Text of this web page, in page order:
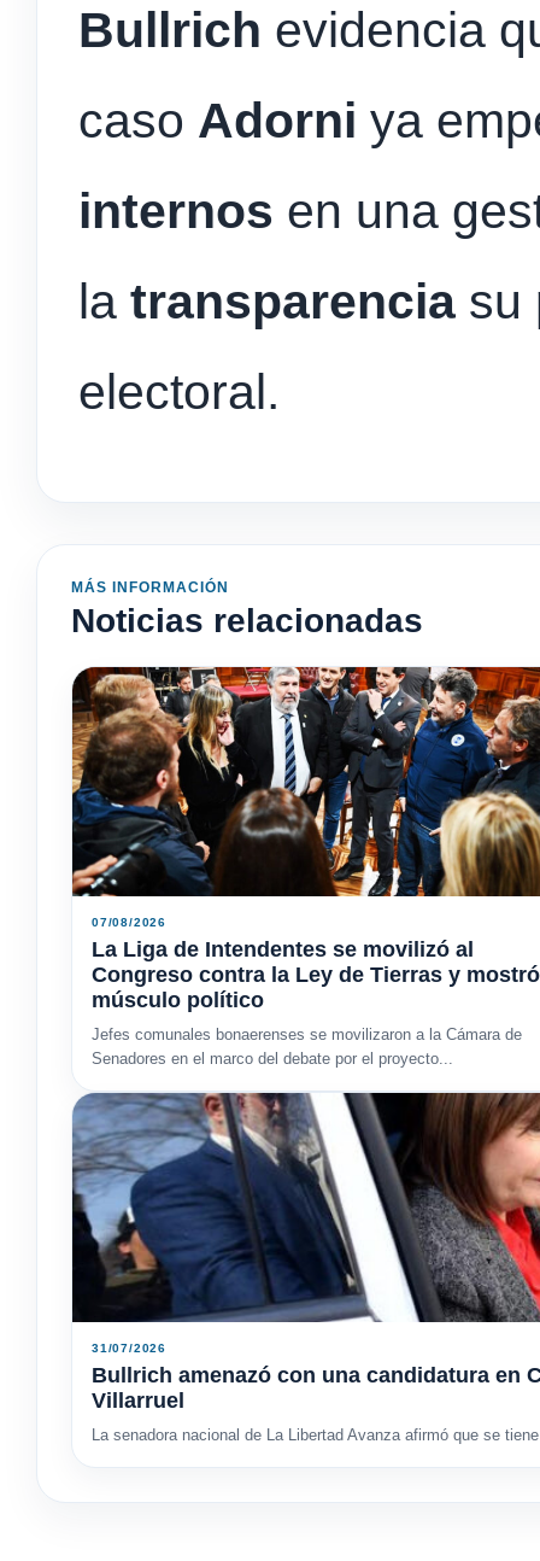
Bullrich evidencia
caso Adorni ya
internos en una
la transparencia su
electoral.
MÁS INFORMACIÓN
Noticias relacionadas
07/08/2026
La Liga de Intendentes se movilizó al
Congreso contra la Ley de Tierras y mostró
músculo político
Jefes comunales bonaerenses se movilizaron a la Cámara de
Senadores en el marco del debate por el proyecto...
31/07/2026
Bullrich amenazó con una candidatura en
Villarruel
La senadora nacional de La Libertad Avanza afirmó que se